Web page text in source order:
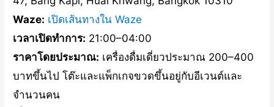
Waze: เปิดเส้นทางใน Waze
เวลาเปิดทำการ: 21:00–04:00
ราคาโดยประมาณ: เครื่องดื่มเดี่ยวประมาณ 200–400
บาทขึ้นไป โต๊ะและแพ็กเกจขวดขึ้นอยู่กับอีเวนต์และ
จำนวนคน